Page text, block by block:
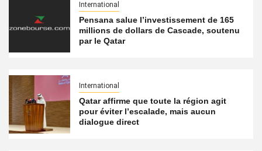
International
Pensana salue l’investissement de 165
millions de dollars de Cascade, soutenu
par le Qatar
International
Qatar affirme que toute la région agit
pour éviter l’escalade, mais aucun
dialogue direct